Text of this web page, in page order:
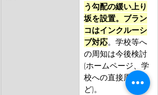
う勾配の緩い上り
坂を設置。ブラン
コはインクルーシ
ブ対応。学校等へ
の周知は今後検討
(ホームページ、学
校への直接周知な
ど)。